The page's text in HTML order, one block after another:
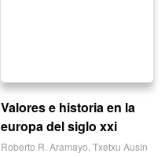
Valores e historia en la
europa del siglo xxi
Roberto R. Aramayo Txetxu Ausín